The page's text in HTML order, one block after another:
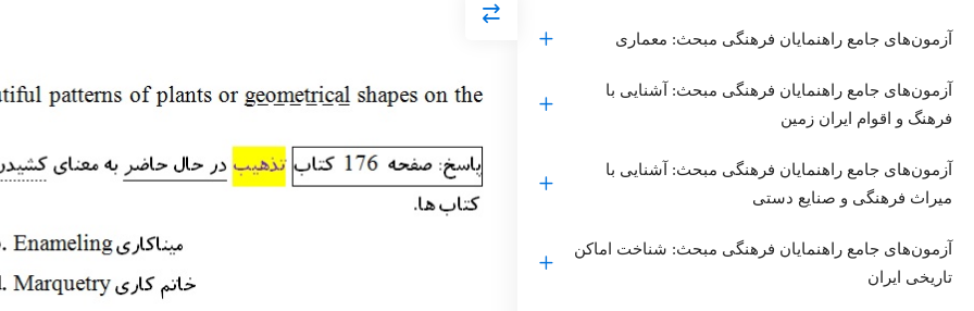
آزمون‌های جامع راهنمایان فرهنگی مبحث: معماری
آزمون‌های جامع راهنمایان فرهنگی مبحث: آشنایی با
فرهنگ و اقوام ایران زمین
آزمون‌های جامع راهنمایان فرهنگی مبحث: آشنایی با
میراث فرهنگی و صنایع‌ دستی
آزمون‌های جامع راهنمایان فرهنگی مبحث: شناخت اماکن
تاریخی ایران